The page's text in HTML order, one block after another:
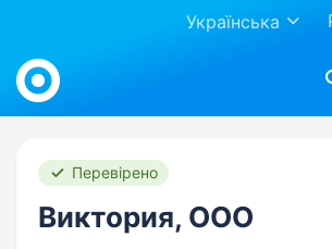
Українська
Work.ua
Перевірено
Виктория, ООО